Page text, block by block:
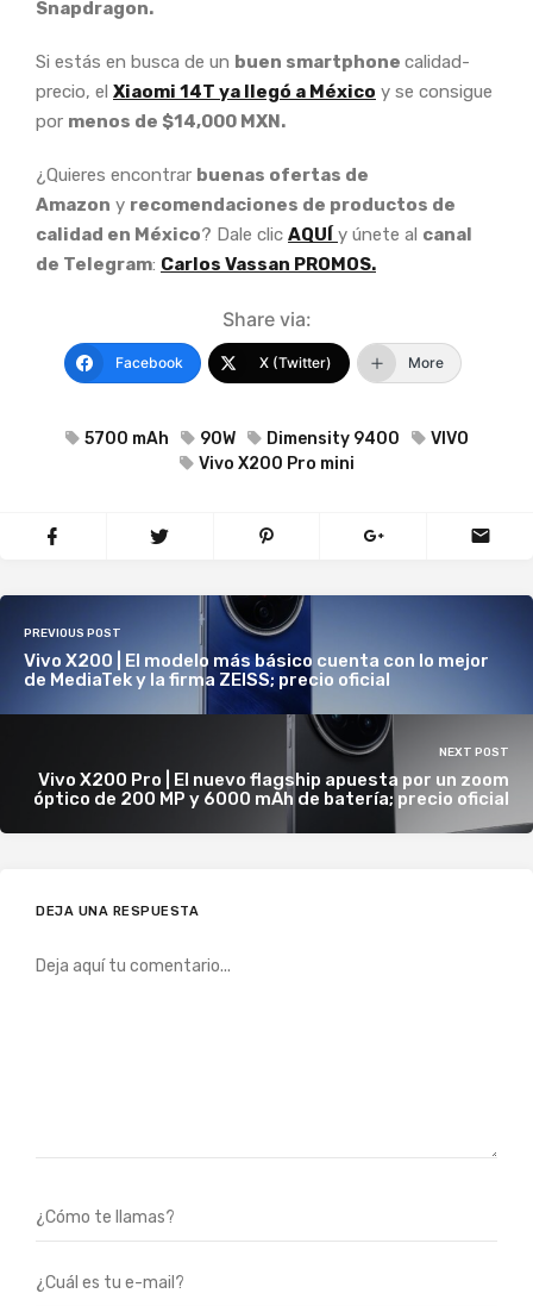
Snapdragon.
Si estás en busca de un buen smartphone calidad-
precio, el Xiaomi 14T ya llegó a México y se consigue
por menos de $14,000 MXN.
¿Quieres encontrar buenas ofertas de
Amazon y recomendaciones de productos de
calidad en México? Dale clic AQUÍ y únete al canal
de Telegram: Carlos Vassan PROMOS.
Share via:
Facebook X (Twitter) More
5700 mAh 90W Dimensity 9400
VIVO
Vivo X200 Pro mini
PREVIOUS POST
Vivo X200 | El modelo más básico cuenta con lo mejor
de MediaTek y la firma ZEISS; precio oficial
NEXT POST
Vivo X200 Pro | El nuevo flagship apuesta por un zoom
óptico de 200 MP y 6000 mAh de batería; precio oficial
DEJA UNA RESPUESTA